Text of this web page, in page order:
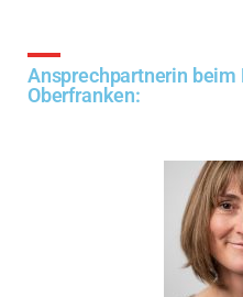
Ansprechpartnerin
Oberfranken: